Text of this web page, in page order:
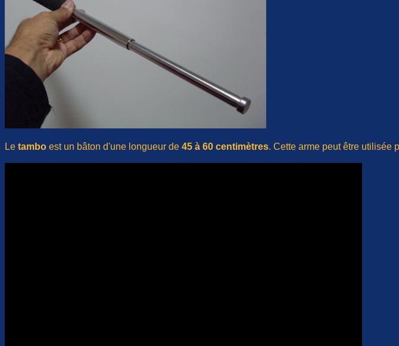
Le tambo est un bâton d'une longueur de 45 à 60 centimètres. Cette arme peut être utilisée